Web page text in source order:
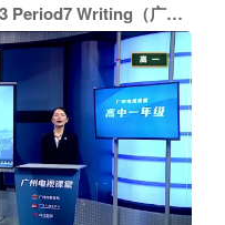
（广州外国语学校 陈丽芳）